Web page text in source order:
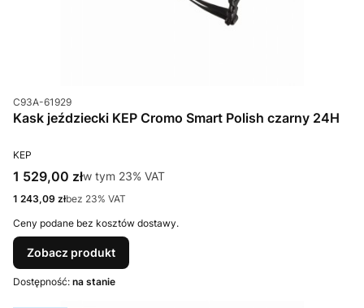
Kod produktu
C93A-61929
Kask jeździecki KEP Cromo Smart Polish czarny 24H
PRODUCENT
KEP
Cena brutto
1 529,00 złw tym %s VAT
w tym 23% VAT
Cena netto
1 243,09 złbez 23% VAT
Ceny podane bez kosztów dostawy.
Zobacz produkt
Dostępność: na stanie